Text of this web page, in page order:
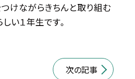
けながらきちんと取り組む
い１年生です。
次の記事